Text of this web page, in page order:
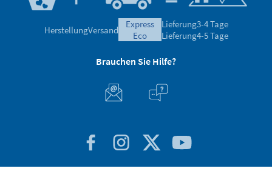
HerstellungVersand
express
eco
Lieferung3-4 Tage
Lieferung4-5 Tage
Brauchen Sie Hilfe?